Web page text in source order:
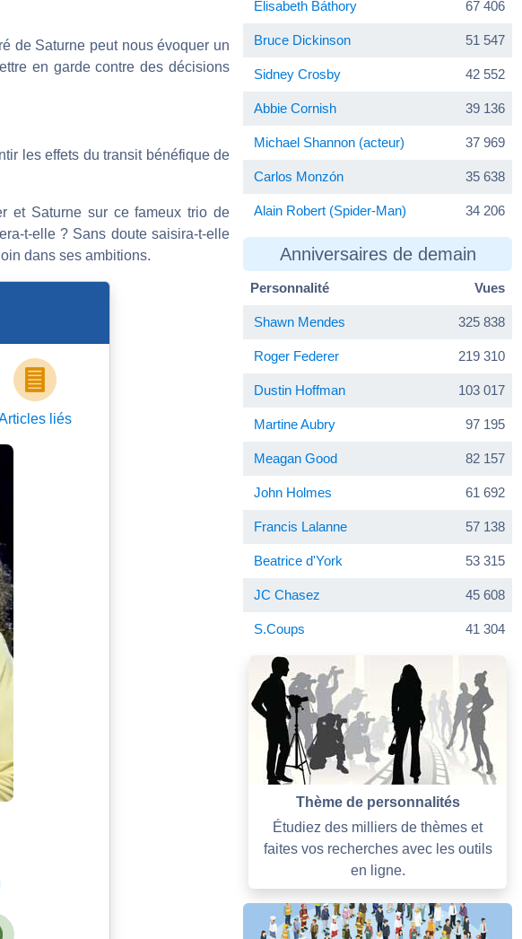
de Saturne peut nous évoquer un
en garde contre des décisions
les effets du transit bénéfique de
et Saturne sur ce fameux trio de
t-elle ? Sans doute saisira-t-elle
dans ses ambitions.
liés
Élisabeth Báthory 67 406
Bruce Dickinson 51 547
Sidney Crosby 42 552
Abbie Cornish 39 136
Michael Shannon (acteur) 37 969
Carlos Monzón 35 638
Alain Robert (Spider-Man) 34 206
Anniversaires de demain
Personnalité Vues
Shawn Mendes 325 838
Roger Federer 219 310
Dustin Hoffman 103 017
Martine Aubry 97 195
Meagan Good 82 157
John Holmes 61 692
Francis Lalanne 57 138
Beatrice d'York 53 315
JC Chasez 45 608
S.Coups 41 304
Thème de personnalités
Étudiez des milliers de thèmes et
faites vos recherches avec les outils
en ligne.